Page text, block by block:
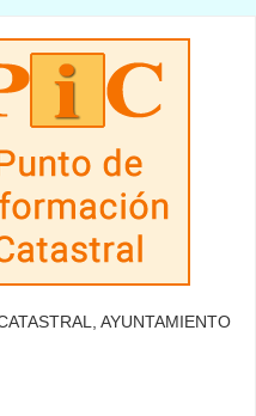
AYUNTAMIENTO